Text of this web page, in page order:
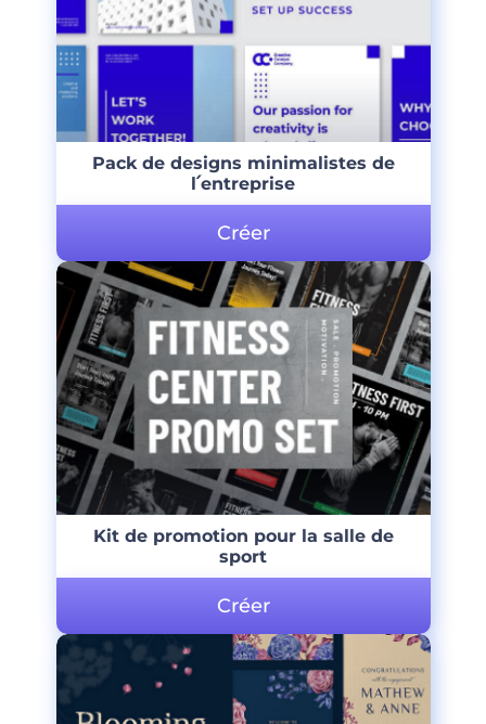
Pack de designs minimalistes de
l՛entreprise
Créer
Kit de promotion pour la salle de
sport
Créer